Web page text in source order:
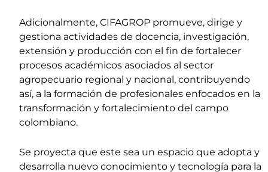
Adicionalmente, CIFAGROP promueve, dirige y
gestiona actividades de docencia, investigación,
extensión y producción con el fin de fortalecer
procesos académicos asociados al sector
agropecuario regional y nacional, contribuyendo
así, a la formación de profesionales enfocados en la
transformación y fortalecimiento del campo
colombiano.
Se proyecta que este sea un espacio que adopta y
desarrolla nuevo conocimiento y tecnología para la